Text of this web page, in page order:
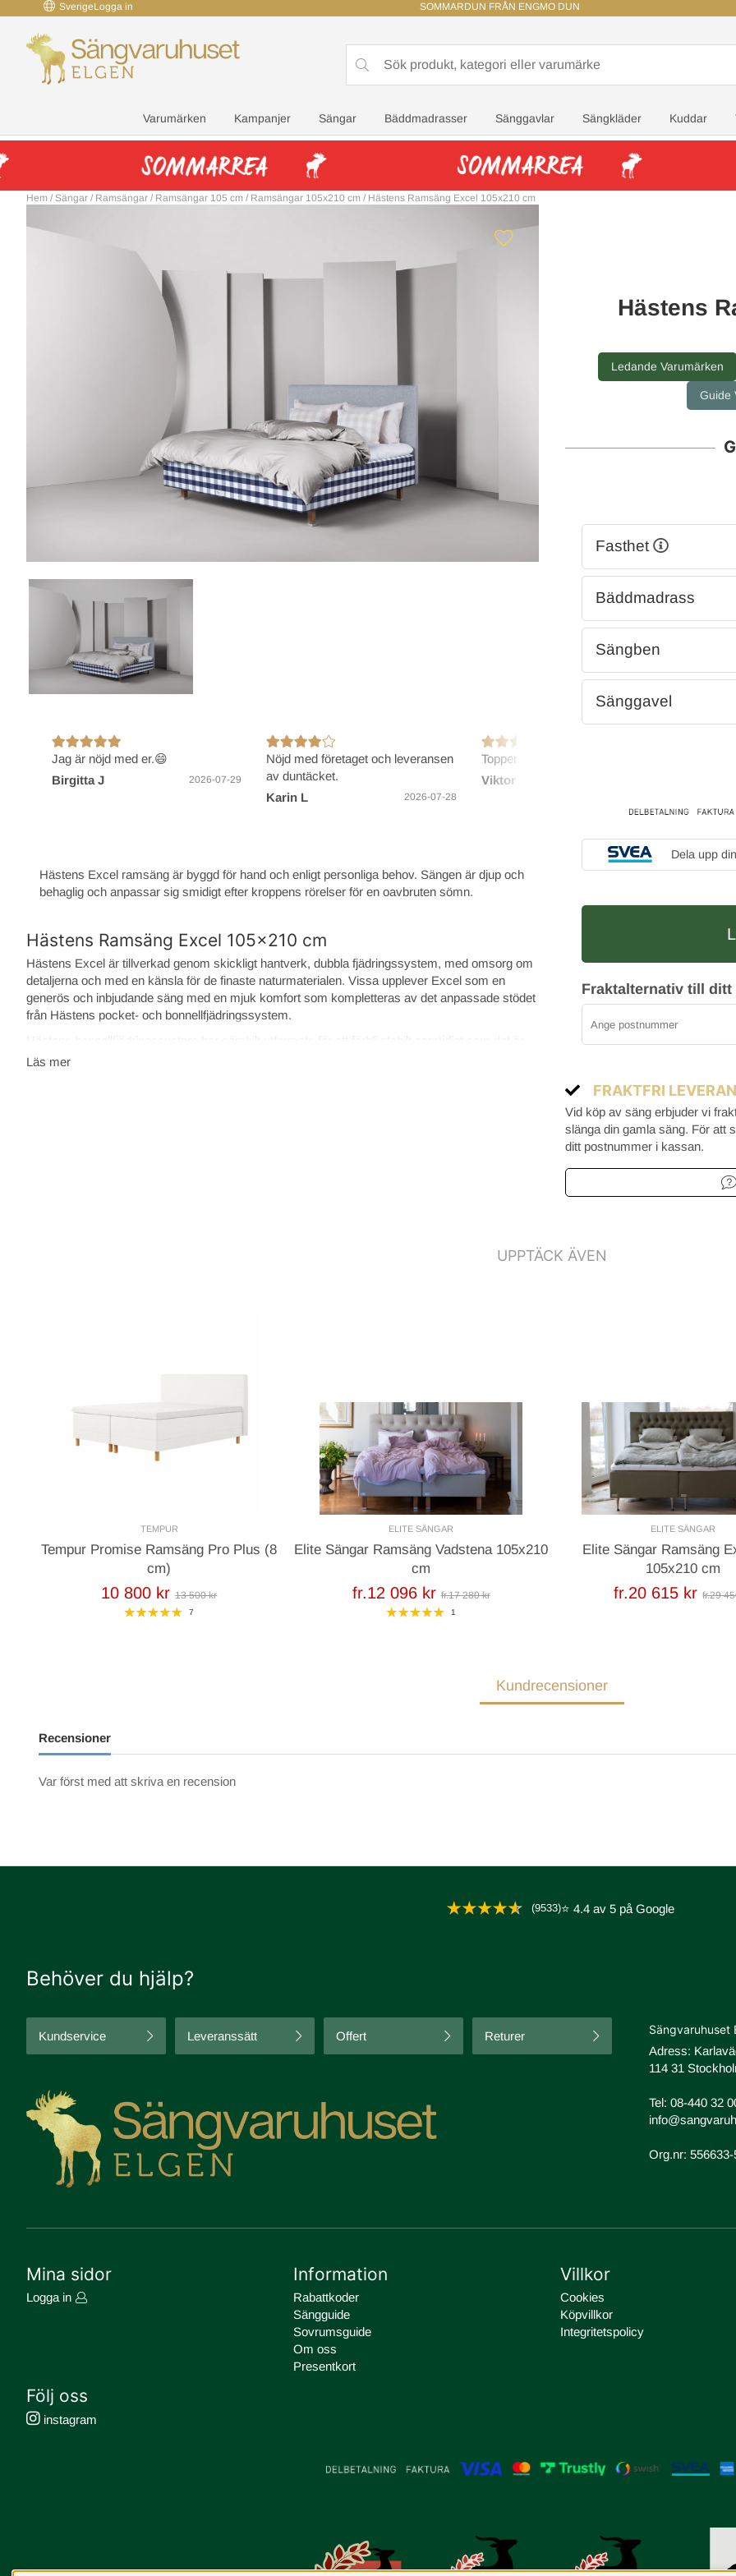
SverigeLogga in SOMMARDUN FRÅN ENGMO DUN
Varumärken Kampanjer Sängar Bäddmadrasser Sänggavlar Sängkläder Kuddar
Hem / Sängar / Ramsängar / Ramsängar 105 cm / Ramsängar 105x210 cm / Hästens Ramsäng Excel 105x210 cm
Jag är nöjd med er.😄
Birgitta J
2026-07-29
Nöjd med företaget och leveransen
av duntäcket.
Karin L
2026-07-28
Toppenbra Elgen!
Viktoria E
Hästens Excel ramsäng är byggd för hand och enligt personliga behov. Sängen är djup och
behaglig och anpassar sig smidigt efter kroppens rörelser för en oavbruten sömn.
Hästens Ramsäng Excel 105x210 cm
Hästens Excel är tillverkad genom skickligt hantverk, dubbla fjädringssystem, med omsorg om
detaljerna och med en känsla för de finaste naturmaterialen. Vissa upplever Excel som en
generös och inbjudande säng med en mjuk komfort som kompletteras av det anpassade stödet
från Hästens pocket- och bonnellfjädringssystem.
elastiskt och anpassar sig till dig när du ligger ner och rör dig och möjliggör ett djupare och
Läs mer
Hästens
Ledande Varumärken
Guide
Fasthet
Bäddmadrass
Sängben
Sänggavel
Dela upp
Fraktalternativ till ditt
FRAKTFRI
Vid köp av säng erbjuder vi
slänga din gamla säng. För att
ditt postnummer i kassan.
UPPTÄCK ÄVEN
TEMPUR
Tempur Promise Ramsäng Pro Plus (8
cm)
10 800 kr 13 500 kr
7
ELITE SÄNGAR
Elite Sängar Ramsäng Vadstena 105x210
cm
fr.12 096 kr fr.17 280 kr
1
ELITE SÄNGAR
Elite Sängar Ramsäng
105x210 cm
fr.20 615 kr fr.29
Kundrecensioner
Recensioner
Var först med att skriva en recension
(9533)⭐ 4.4 av 5 på Google
Behöver du hjälp?
Kundservice Leveranssätt Offert Returer
Sängvaruhuset
Adress:
114 31
Tel: 08-440 32
Org.nr: 556633-
Mina sidor
Logga in
Information
Rabattkoder
Sängguide
Sovrumsguide
Om oss
Presentkort
Villkor
Cookies
Köpvillkor
Integritetspolicy
Följ oss
instagram